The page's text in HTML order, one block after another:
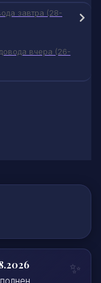
завтра (28-
вчера (26-